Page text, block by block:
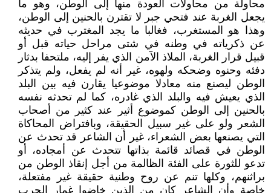
محاولة من محاولات العودة منها إلى الوطن، وهو ما
يجعل الغربة عند فتحي جبر لا تقترن بالحنين إلى الوطن،
وهذا هو المستغرب، فغالبا ما يجد المغترب في حديثه
عن ذكرياته في وطنه في شتى مراحل حياته قبل أو
قبيل قرار الغربة، الملاذ الآمن الذي يفر إليه، ملتحفا بدثار
دفئه وحنوه وضحكه ولهوه، غير أنه لم يفعل، ولم يتذكر
الوطن ليصنع منه معادلا موضوعيا يقارن فيه بين البلد
الذي يعيش فيه والبلد الذي غادره، كما لم تحدثه نفسه
بالحنين إلى الوطن كموضوع أثير عند كثير من أصحاب
الشعر ولو على غير سبيل الحقيقة، وبافتراض المحاكاة
التي يصنعها بعض الشعراء، غير أن الشاعر قد تحدث عن
الوطن في قصائد قائمة بذاتها تتحدث عن أمجاده، أو
تدعو للثورة على الفئة الظالمة من أجل إنقاذ الوطن من
براثنهم، وكلها تنم عن روح وطنية حقيقة غير مفتعلة،
خاصة وأن الشاعر كان من الذين خاضوا غمار الحرب